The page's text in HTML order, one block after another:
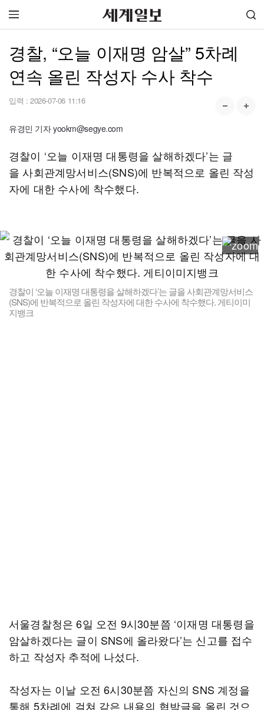
경찰, “오늘 이재명 암살” 5차례
연속 올린 작성자 수사 착수
입력 : 2026-07-06 11:16
유경민 기자 yookm@segye.com
경찰이 ‘오늘 이재명 대통령을 살해하겠다’는 글
을 사회관계망서비스(SNS)에 반복적으로 올린 작성
자에 대한 수사에 착수했다.
경찰이 ‘오늘 이재명 대통령을 살해하겠다’는 글을 사회관계망서비스
(SNS)에 반복적으로 올린 작성자에 대한 수사에 착수했다. 게티이미
지뱅크
서울경찰청은 6일 오전 9시30분쯤 ‘이재명 대통령을
암살하겠다는 글이 SNS에 올라왔다’는 신고를 접수
하고 작성자 추적에 나섰다.
작성자는 이날 오전 6시30분쯤 자신의 SNS 계정을
통해 5차례에 걸쳐 같은 내용의 협박글을 올린 것으